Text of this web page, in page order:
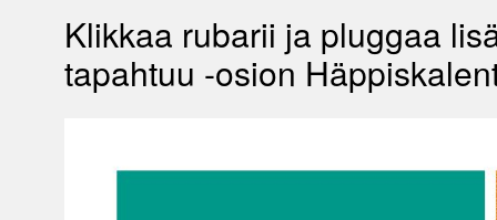
Klikkaa rubarii ja pluggaa
tapahtuu -osion